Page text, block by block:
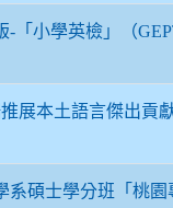
「小學英檢」（
展本土語言傑出貢
系碩士學分班「桃